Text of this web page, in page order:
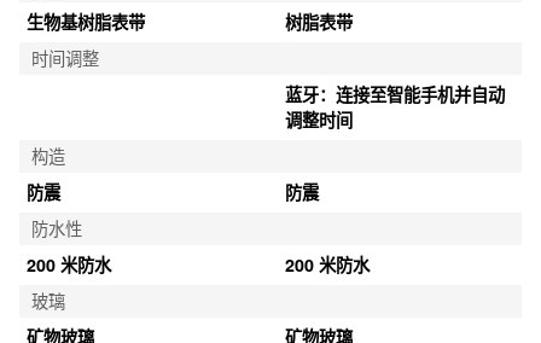
生物基树脂表带
树脂表带
时间调整
蓝牙：连接至智能手机并自动
调整时间
构造
防震
防震
防水性
200 米防水
200 米防水
玻璃
矿物玻璃
矿物玻璃